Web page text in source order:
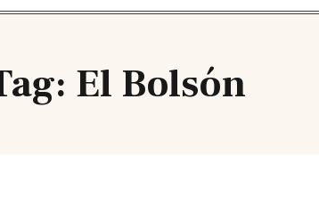
El Bolsón